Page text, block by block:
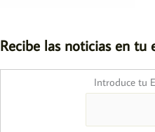
Recibe las noticias en tu
Introduce tu